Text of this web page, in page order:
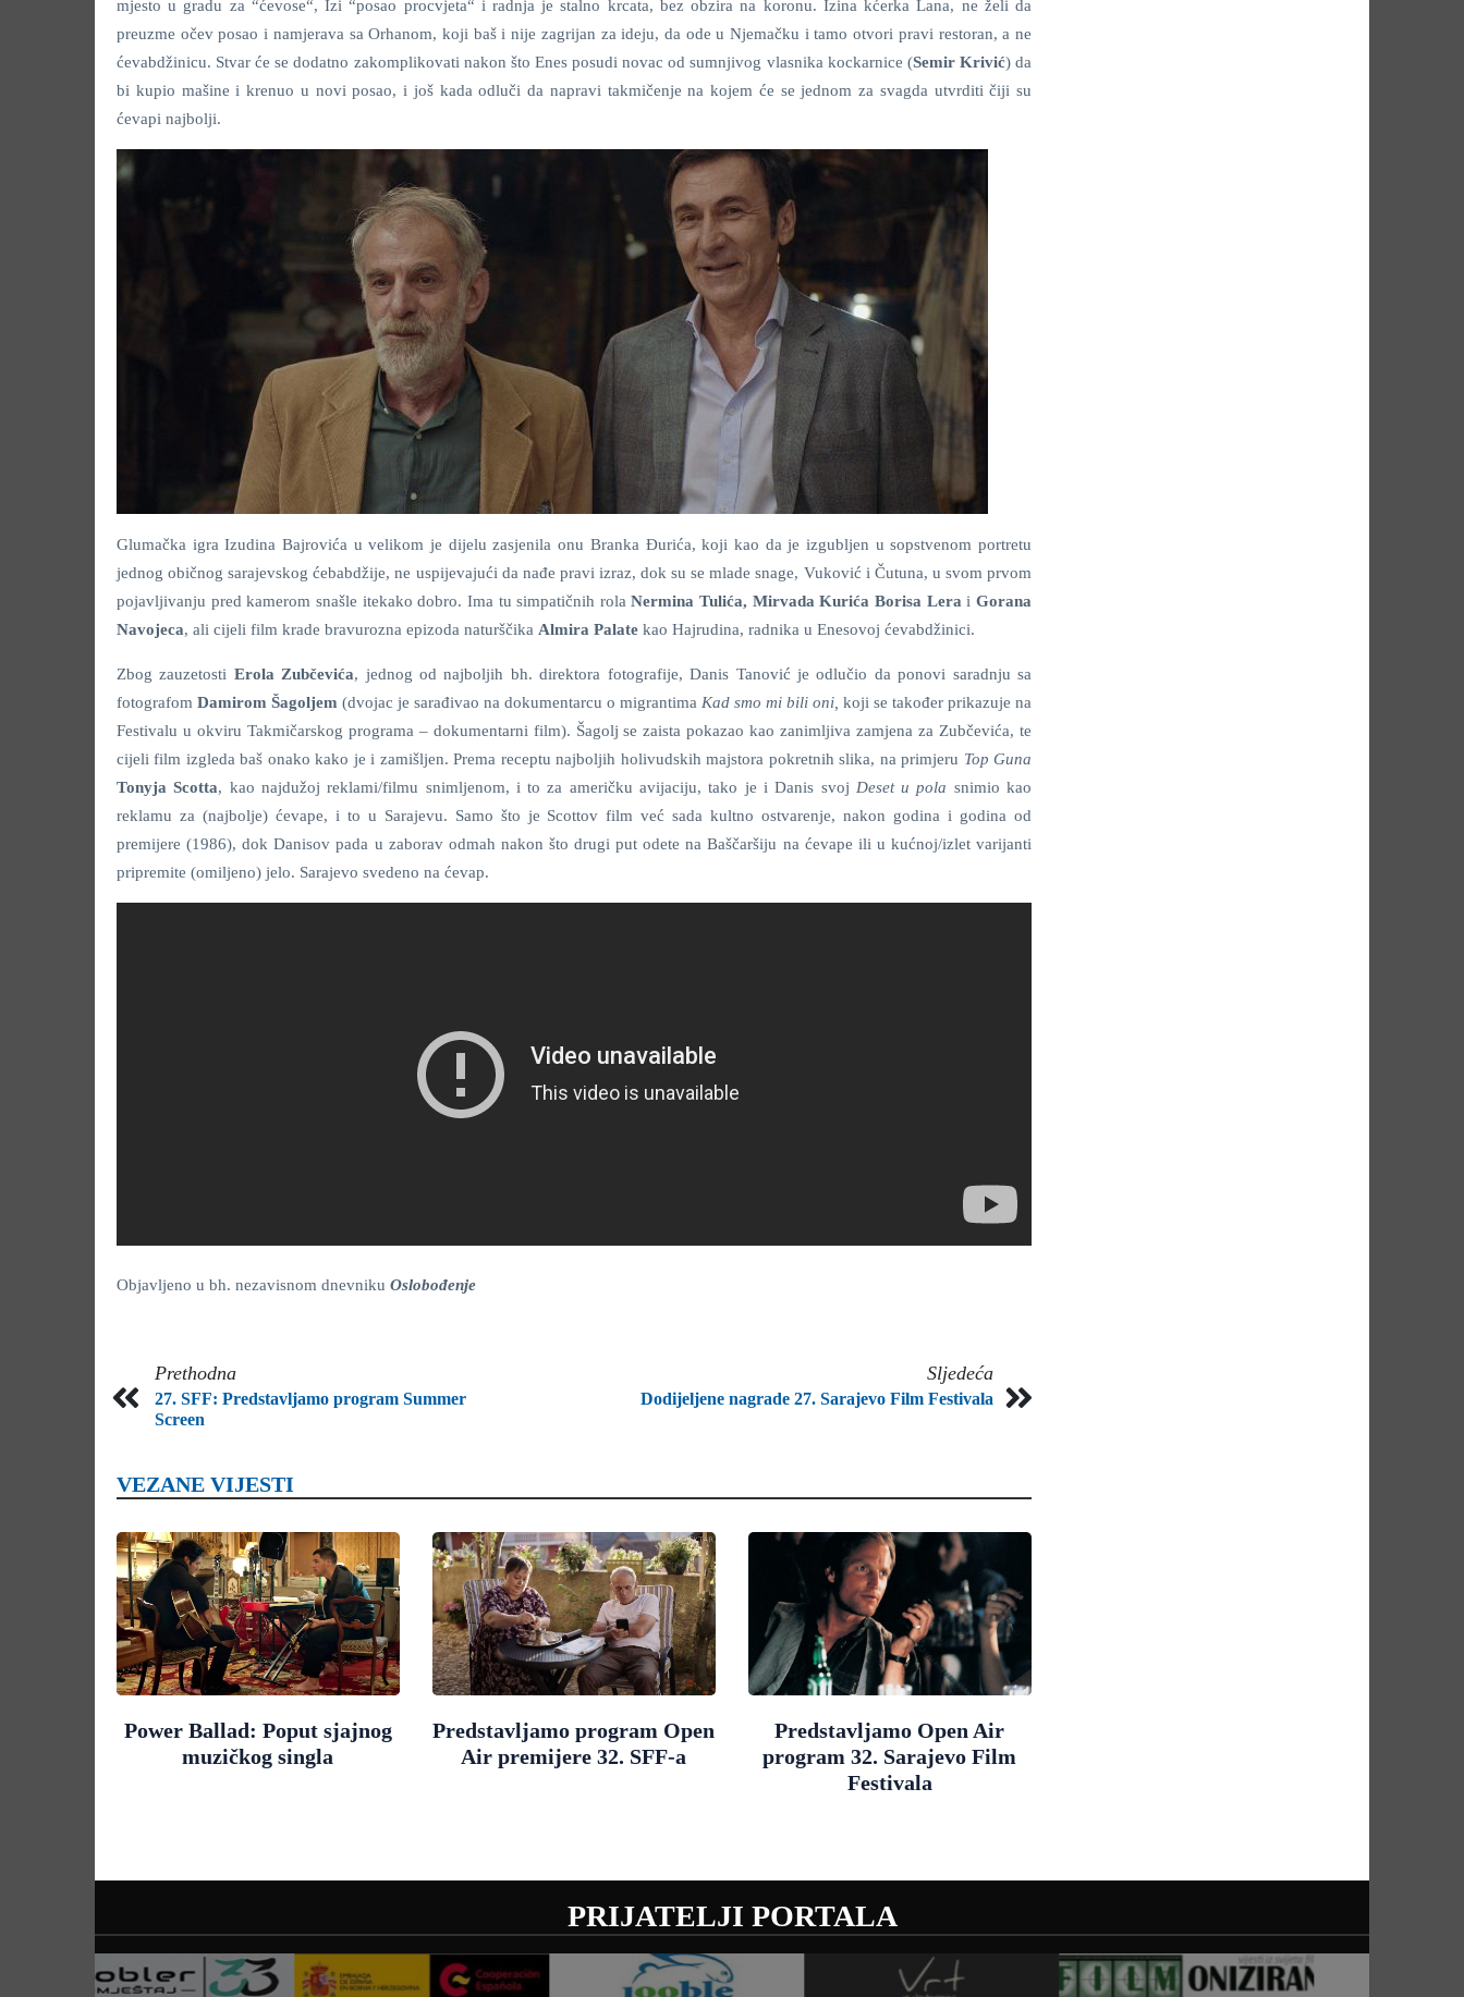
mjesto u gradu za “ćevose“, Izi “posao procvjeta“ i radnja je stalno krcata, bez obzira na koronu. Izina kćerka Lana, ne želi da
preuzme očev posao i namjerava sa Orhanom, koji baš i nije zagrijan za ideju, da ode u Njemačku i tamo otvori pravi restoran, a ne
ćevabdžinicu. Stvar će se dodatno zakomplikovati nakon što Enes posudi novac od sumnjivog vlasnika kockarnice (Semir Krivić) da
bi kupio mašine i krenuo u novi posao, i još kada odluči da napravi takmičenje na kojem će se jednom za svagda utvrditi čiji su
ćevapi najbolji.
Glumačka igra Izudina Bajrovića u velikom je dijelu zasjenila onu Branka Đurića, koji kao da je izgubljen u sopstvenom portretu
jednog običnog sarajevskog ćebabdžije, ne uspijevajući da nađe pravi izraz, dok su se mlade snage, Vuković i Čutuna, u svom prvom
pojavljivanju pred kamerom snašle itekako dobro. Ima tu simpatičnih rolaNermina Tulića, Mirvada Kurića Borisa Lera iGorana
Navojeca, ali cijeli film krade bravurozna epizoda naturščika Almira Palate kao Hajrudina, radnika u Enesovoj ćevabdžinici.
Zbog zauzetosti Erola Zubčevića, jednog od najboljih bh. direktora fotografije, Danis Tanović je odlučio da ponovi saradnju sa
fotografom Damirom Šagoljem (dvojac je sarađivao na dokumentarcu o migrantima Kad smo mi bili oni, koji se također prikazuje na
Festivalu u okviru Takmičarskog programa – dokumentarni film). Šagolj se zaista pokazao kao zanimljiva zamjena za Zubčevića, te
cijeli film izgleda baš onako kako je i zamišljen. Prema receptu najboljih holivudskih majstora pokretnih slika, na primjeru Top Guna
Tonyja Scotta, kao najdužoj reklami/filmu snimljenom, i to za američku avijaciju, tako je i Danis svoj Deset u pola snimio kao
reklamu za (najbolje) ćevape, i to u Sarajevu. Samo što je Scottov film već sada kultno ostvarenje, nakon godina i godina od
premijere (1986), dok Danisov pada u zaborav odmah nakon što drugi put odete na Baščaršiju na ćevape ili u kućnoj/izlet varijanti
pripremite (omiljeno) jelo. Sarajevo svedeno na ćevap.
Objavljeno u bh. nezavisnom dnevniku Oslobođenje
Prethodna
27. SFF: Predstavljamo program Summer
Screen
Sljedeća
Dodijeljene nagrade 27. Sarajevo Film Festivala
VEZANE VIJESTI
Power Ballad: Poput sjajnog
muzičkog singla
Predstavljamo program Open
Air premijere 32. SFF-a
Predstavljamo Open Air
program 32. Sarajevo Film
Festivala
PRIJATELJI PORTALA